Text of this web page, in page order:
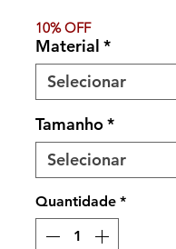
10% OFF
Material *
Tamanho*
Quantidade *